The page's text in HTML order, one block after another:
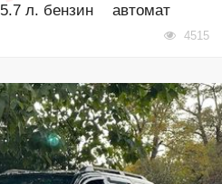
5.7 л. бензин автомат
4515